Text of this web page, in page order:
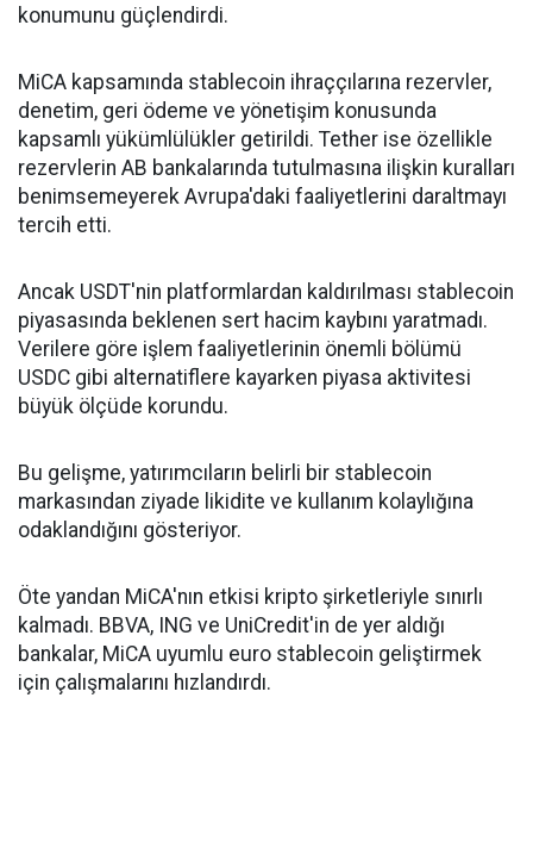
konumunu güçlendirdi.
MiCA kapsamında stablecoin ihraççılarına rezervler,
denetim, geri ödeme ve yönetişim konusunda
kapsamlı yükümlülükler getirildi. Tether ise özellikle
rezervlerin AB bankalarında tutulmasına ilişkin kuralları
benimsemeyerek Avrupa'daki faaliyetlerini daraltmayı
tercih etti.
Ancak USDT'nin platformlardan kaldırılması stablecoin
piyasasında beklenen sert hacim kaybını yaratmadı.
Verilere göre işlem faaliyetlerinin önemli bölümü
USDC gibi alternatiflere kayarken piyasa aktivitesi
büyük ölçüde korundu.
Bu gelişme, yatırımcıların belirli bir stablecoin
markasından ziyade likidite ve kullanım kolaylığına
odaklandığını gösteriyor.
Öte yandan MiCA'nın etkisi kripto şirketleriyle sınırlı
kalmadı. BBVA, ING ve UniCredit'in de yer aldığı
bankalar, MiCA uyumlu euro stablecoin geliştirmek
için çalışmalarını hızlandırdı.